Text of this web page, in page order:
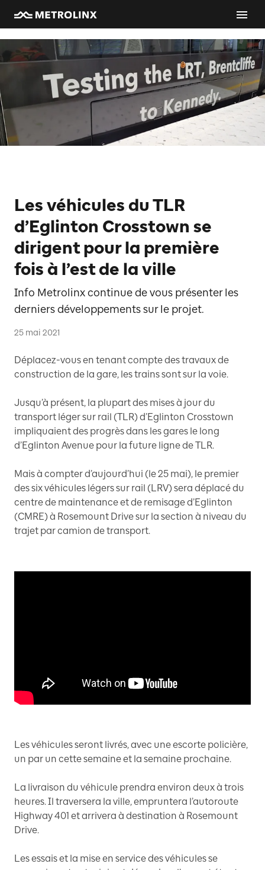
Les véhicules du TLR
d’Eglinton Crosstown se
dirigent pour la première
fois à l’est de la ville
Info Metrolinx continue de vous présenter les
derniers développements sur le projet.
25 mai 2021
Déplacez-vous en tenant compte des travaux de
construction de la gare, les trains sont sur la voie.
Jusqu’à présent, la plupart des mises à jour du
transport léger sur rail (TLR) d’Eglinton Crosstown
impliquaient des progrès dans les gares le long
d’Eglinton Avenue pour la future ligne de TLR.
Mais à compter d’aujourd’hui (le 25 mai), le premier
des six véhicules légers sur rail (LRV) sera déplacé du
centre de maintenance et de remisage d’Eglinton
(CMRE) à Rosemount Drive sur la section à niveau du
trajet par camion de transport.
Les véhicules seront livrés, avec une escorte policière,
un par un cette semaine et la semaine prochaine.
La livraison du véhicule prendra environ deux à trois
heures. Il traversera la ville, empruntera l’autoroute
Highway 401 et arrivera à destination à Rosemount
Drive.
Les essais et la mise en service des véhicules se